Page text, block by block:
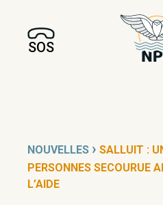
SOS
NOUVELLES › SALLUIT :
PERSONNES SECOURUE
L’AIDE